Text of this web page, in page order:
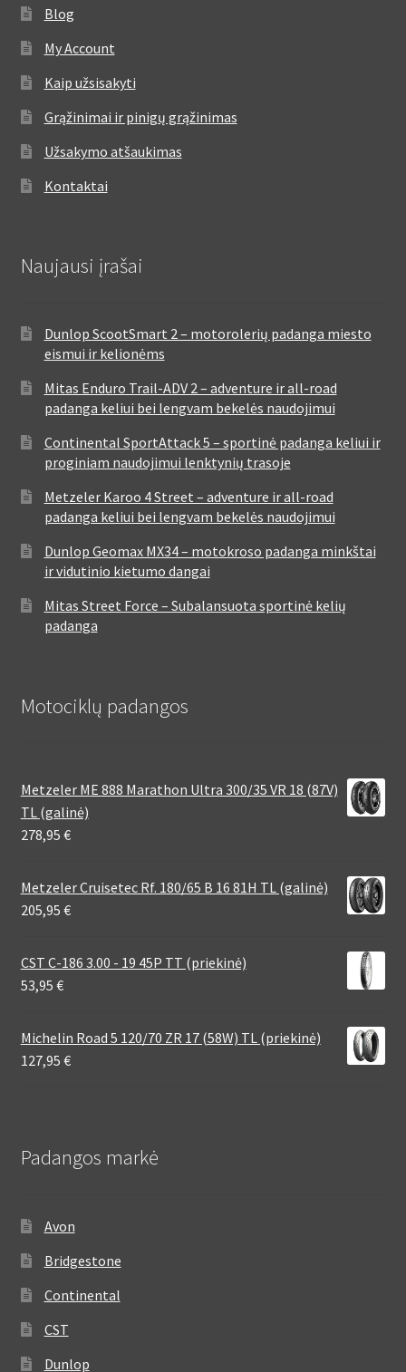
Blog
My Account
Kaip užsisakyti
Grąžinimai ir pinigų grąžinimas
Užsakymo atšaukimas
Kontaktai
Naujausi įrašai
Dunlop ScootSmart 2 – motorolerių padanga miesto
eismui ir kelionėms
Mitas Enduro Trail-ADV 2 – adventure ir all-road
padanga keliui bei lengvam bekelės naudojimui
Continental SportAttack 5 – sportinė padanga keliui ir
proginiam naudojimui lenktynių trasoje
Metzeler Karoo 4 Street – adventure ir all-road
padanga keliui bei lengvam bekelės naudojimui
Dunlop Geomax MX34 – motokroso padanga minkštai
ir vidutinio kietumo dangai
Mitas Street Force – Subalansuota sportinė kelių
padanga
Motociklų padangos
Metzeler ME 888 Marathon Ultra 300/35 VR 18 (87V)
TL (galinė)
278,95 €
Metzeler Cruisetec Rf. 180/65 B 16 81H TL (galinė)
205,95 €
CST C-186 3.00 - 19 45P TT (priekinė)
53,95 €
Michelin Road 5 120/70 ZR 17 (58W) TL (priekinė)
127,95 €
Padangos markė
Avon
Bridgestone
Continental
CST
Dunlop